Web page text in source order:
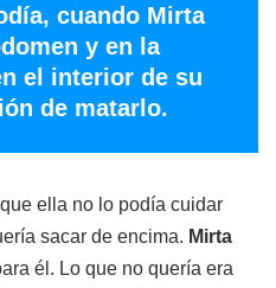
cuando Mirta
y en la
el interior de su
de matarlo.
ella no lo podía cuidar
sacar de encima. Mirta
él. Lo que no quería era